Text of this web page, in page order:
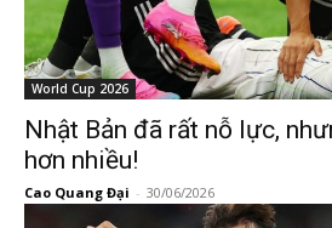
World Cup 2026
Nhật Bản đã rất nỗ lực,
hơn nhiều!
Cao Quang Đại - 30/06/2026